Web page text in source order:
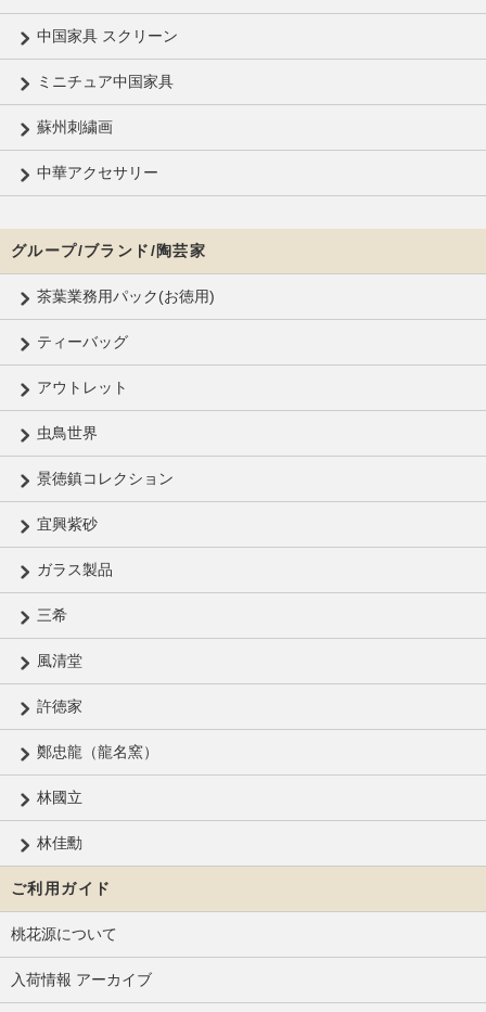
中国家具 スクリーン
ミニチュア中国家具
蘇州刺繍画
中華アクセサリー
グループ/ブランド/陶芸家
茶葉業務用パック(お徳用)
ティーバッグ
アウトレット
虫鳥世界
景徳鎮コレクション
宜興紫砂
ガラス製品
三希
風清堂
許徳家
鄭忠龍（龍名窯）
林國立
林佳勳
ご利用ガイド
桃花源について
入荷情報 アーカイブ